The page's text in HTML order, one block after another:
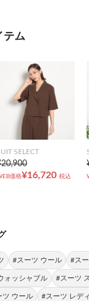
テム
SELECT
価格¥16,720 税込
#スーツ ウール #ス
ォッシャブル #スーツ
ツ ウール #スーツ レデ